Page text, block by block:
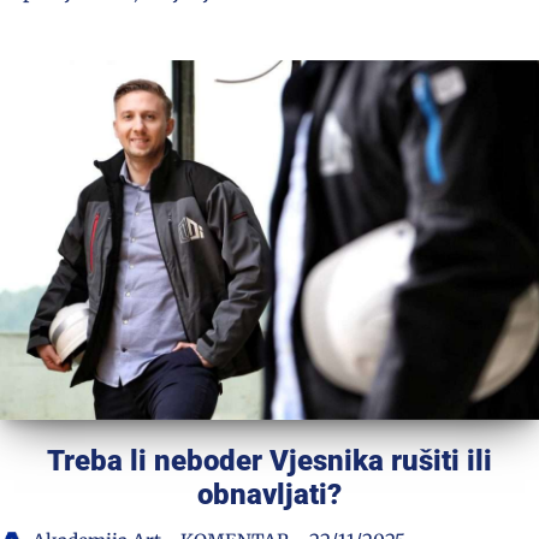
Treba li neboder Vjesnika rušiti ili
obnavljati?